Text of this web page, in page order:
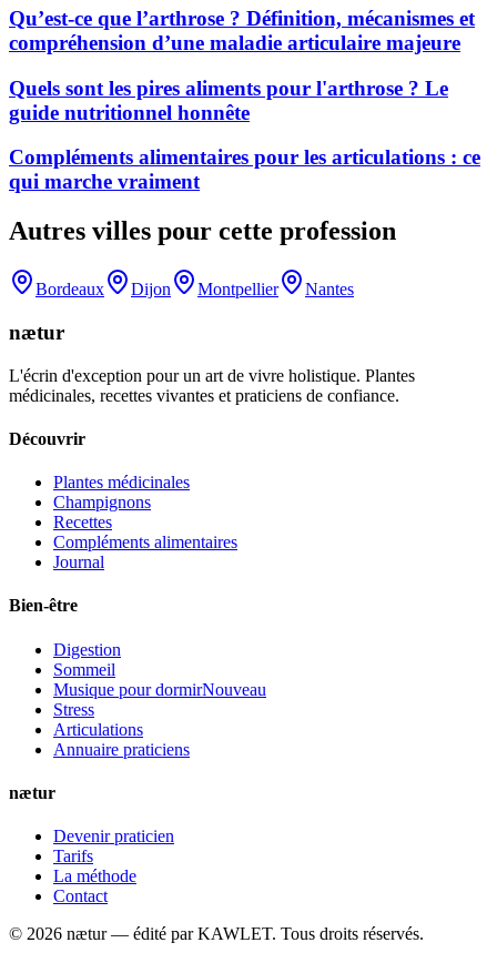
Qu’est-ce que l’arthrose ? Définition, mécanismes et
compréhension d’une maladie articulaire majeure
Quels sont les pires aliments pour l'arthrose ? Le
guide nutritionnel honnête
Compléments alimentaires pour les articulations : ce
qui marche vraiment
Autres villes pour cette profession
Bordeaux Dijon Montpellier Nantes
nætur
L'écrin d'exception pour un art de vivre holistique. Plantes
médicinales, recettes vivantes et praticiens de confiance.
Découvrir
Plantes médicinales
Champignons
Recettes
Compléments alimentaires
Journal
Bien-être
Digestion
Sommeil
Musique pour dormirNouveau
Stress
Articulations
Annuaire praticiens
nætur
Devenir praticien
Tarifs
La méthode
Contact
© 2026 nætur — édité par KAWLET. Tous droits réservés.